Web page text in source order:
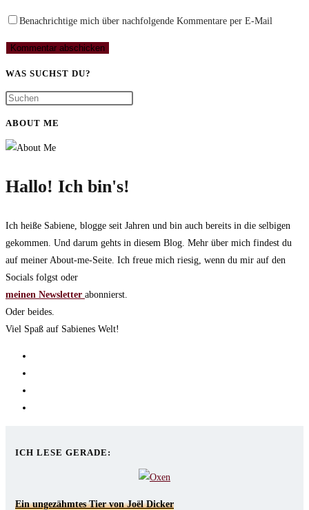
Kommentieren
zum
ein
ein Benachrichtige mich über nachfolgende Kommentare per E-Mail
WAS SUCHST DU?
ABOUT ME
Hallo! Ich bin's!
Ich heiße Sabiene, blogge seit Jahren und bin auch bereits in die selbigen
gekommen. Und darum gehts in diesem Blog. Mehr über mich findest du
auf meiner About-me-Seite. Ich freue mich riesig, wenn du mir auf den
Socials folgst oder
meinen Newsletter abonnierst.
Oder beides.
Viel Spaß auf Sabienes Welt!
tab
new
ICH LESE GERADE:
Ein ungezähmtes Tier von Joël Dicker